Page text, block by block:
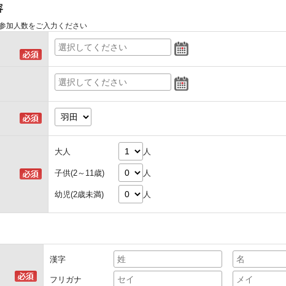
加人数をご入力ください
大人 人
子供(2～11歳) 人
幼児(2歳未満) 人
漢字
フリガナ